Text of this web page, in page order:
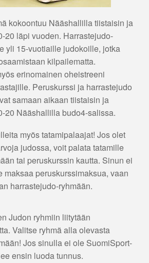
kokoontuu Nääshallilla tiistaisin ja
20 läpi vuoden. Harrastejudo-
yli 15-vuotiaille judokoille, jotka
kilpailematta.
erinomainen oheistreeni
Peruskurssi ja harrastejudo
samaan aikaan tiistaisin ja
20 Nääshallilla budo4-salissa.
myös tatamipalaajat! Jos olet
judossa, voit palata tatamille
tai peruskurssin kautta. Sinun ei
maksaa peruskurssimaksua, vaan
harrastejudo-ryhmään.
Judon ryhmiin liitytään
Valitse ryhmä alla olevasta
Jos sinulla ei ole SuomiSport-
ensin luoda tunnus.